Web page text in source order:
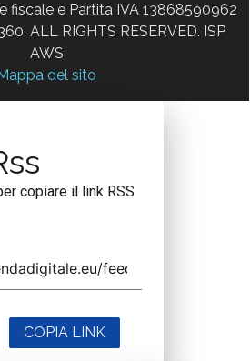
fiscale e Partita IVA 13868590962
ALL RIGHTS RESERVED. ISP
AWS
Mappa del sito
copiare il link RSS
COPIA LINK